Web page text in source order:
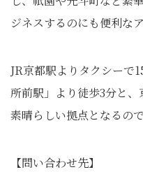
ジネスするのにも便利な
JR京都駅よりタクシーで
所前駅」より徒歩3分と
素晴らしい拠点となるの
【問い合わせ先】